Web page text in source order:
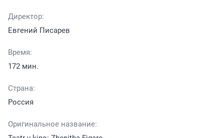
Директор:
Евгений Писарев
Время:
172 мин.
Страна:
Россия
Оригинальное название: